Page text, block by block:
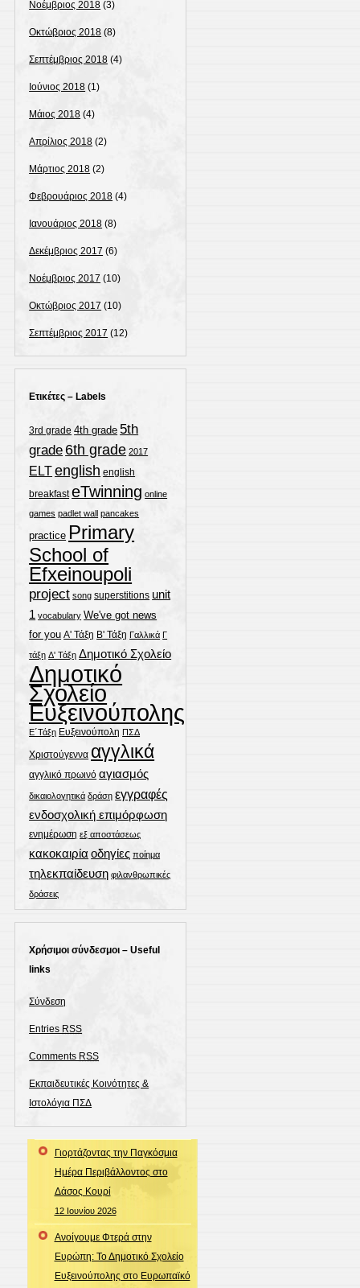
Νοέμβριος 2018 (3)
Οκτώβριος 2018 (8)
Σεπτέμβριος 2018 (4)
Ιούνιος 2018 (1)
Μάιος 2018 (4)
Απρίλιος 2018 (2)
Μάρτιος 2018 (2)
Φεβρουάριος 2018 (4)
Ιανουάριος 2018 (8)
Δεκέμβριος 2017 (6)
Νοέμβριος 2017 (10)
Οκτώβριος 2017 (10)
Σεπτέμβριος 2017 (12)
Ετικέτες – Labels
3rd grade 4th grade 5th
grade 6th grade 2017
ELTenglish english
breakfast eTwinning online
games padlet wall pancakes
practice Primary
School of
Efxeinoupoli
project song superstitions unit
1 vocabulary We've got news
for you Α' Τάξη Β' Τάξη Γαλλικά Γ
τάξη Δ' Τάξη Δημοτικό Σχολείο
Δημοτικό
Σχολείο
Ευξεινούπολης
Ε΄Τάξη Ευξεινούπολη ΠΣΔ
Χριστούγεννα αγγλικά
αγγλικό πρωινό αγιασμός
δικαιολογητικά δράση εγγραφές
ενδοσχολική επιμόρφωση
ενημέρωση εξ αποστάσεως
κακοκαιρία οδηγίες ποίημα
τηλεκπαίδευση φιλανθρωπικές
δράσεις
Χρήσιμοι σύνδεσμοι – Useful
links
Σύνδεση
Entries RSS
Comments RSS
Εκπαιδευτικές Κοινότητες &
Ιστολόγια ΠΣΔ
Γιορτάζοντας την Παγκόσμια
Ημέρα Περιβάλλοντος στο
Δάσος Κουρί
12 Ιουνίου 2026
Ανοίγουμε Φτερά στην
Ευρώπη: Το Δημοτικό Σχολείο
Ευξεινούπολης στο Ευρωπαϊκό